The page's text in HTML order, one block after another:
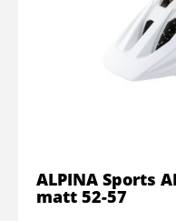
ALPINA Sports
matt 52-57